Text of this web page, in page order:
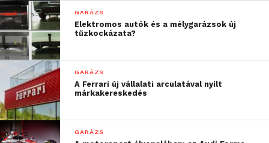
GARÁZS
Elektromos autók és a mélygarázsok új
tűzkockázata?
GARÁZS
A Ferrari új vállalati arculatával nyílt
márkakereskedés
GARÁZS